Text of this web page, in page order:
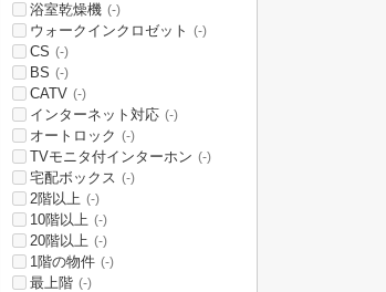
浴室乾燥機 (-)
ウォークインクロゼット (-)
CS (-)
BS (-)
CATV (-)
インターネット対応 (-)
オートロック (-)
TVモニタ付インターホン (-)
宅配ボックス (-)
2階以上 (-)
10階以上 (-)
20階以上 (-)
1階の物件 (-)
最上階 (-)